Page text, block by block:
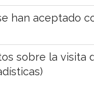
han aceptado
sobre la visita